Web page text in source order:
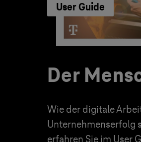
User Guide
Der
Wie der digitale
Unternehmenserfolg
erfahren Sie im User